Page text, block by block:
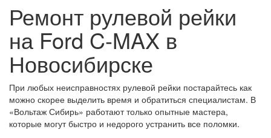
Ремонт рулевой рейки
на Ford C-MAX в
Новосибирске
При любых неисправностях рулевой рейки постарайтесь как
можно скорее выделить время и обратиться специалистам. В
«Вольтаж Сибирь» работают только опытные мастера,
которые могут быстро и недорого устранить все поломки.